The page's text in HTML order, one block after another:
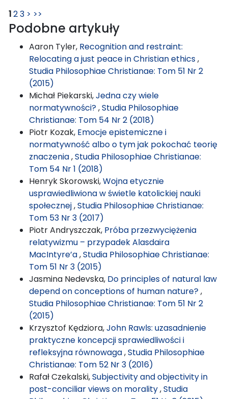
123 > >>
Podobne artykuły
Aaron Tyler, Recognition and restraint:
Relocating a just peace in Christian ethics,
Studia Philosophiae Christianae: Tom 51 Nr 2
(2015)
Michał Piekarski,Jedna czy wiele
normatywności?,Studia Philosophiae
Christianae: Tom 54 Nr 2 (2018)
Piotr Kozak, Emocje epistemiczne i
normatywność albo o tym jak pokochać teorię
znaczenia,Studia Philosophiae Christianae:
Tom 54 Nr 1 (2018)
Henryk Skorowski,Wojna etycznie
usprawiedliwiona w świetle katolickiej nauki
społecznej,Studia Philosophiae Christianae:
Tom 53 Nr 3 (2017)
Piotr Andryszczak, Próba przezwyciężenia
relatywizmu – przypadek Alasdaira
MacIntyre’a,Studia Philosophiae Christianae:
Tom 51 Nr 3 (2015)
Jasmina Nedevska, Do principles of natural law
depend on conceptions of human nature?,
Studia Philosophiae Christianae: Tom 51 Nr 2
(2015)
Krzysztof Kędziora,John Rawls: uzasadnienie
praktyczne koncepcji sprawiedliwości i
refleksyjna równowaga,Studia Philosophiae
Christianae: Tom 52 Nr 3 (2016)
Rafał Czekalski,Subjectivity and objectivity in
post-conciliar views on morality,Studia